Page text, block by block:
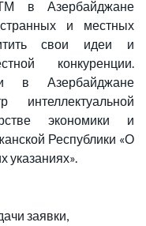
в Азербайджане
и местных
свои идеи и
конкуренции.
в Азербайджане
интеллектуальной
экономики и
Республики «О
указаниях».
заявки,